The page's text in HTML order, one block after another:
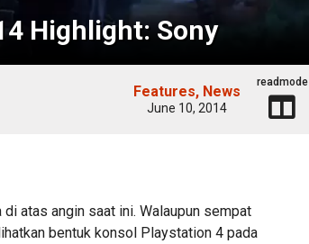
Highlight: Sony
Features News
June 10, 2014
readmode
atas angin saat ini. Walaupun sempat
bentuk konsol Playstation 4 pada